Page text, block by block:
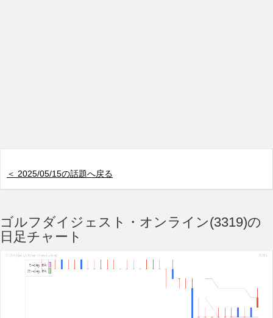
＜ 2025/05/15の話題へ戻る
ゴルフダイジェスト・オンライン(3319)の
日足チャート